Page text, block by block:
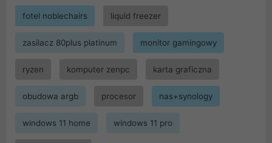
fotel noblechairs liquid freezer
zasilacz 80plus platinum monitor gamingowy
ryzen komputer zenpc karta graficzna
obudowa argb procesor nas+synology
windows 11 home windows 11 pro